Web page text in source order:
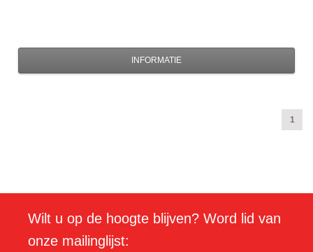
INFORMATIE
1
Wilt u op de hoogte blijven? Word lid van
onze mailinglijst: